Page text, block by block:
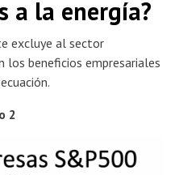
a la energía?
excluye al sector
los beneficios empresariales
2